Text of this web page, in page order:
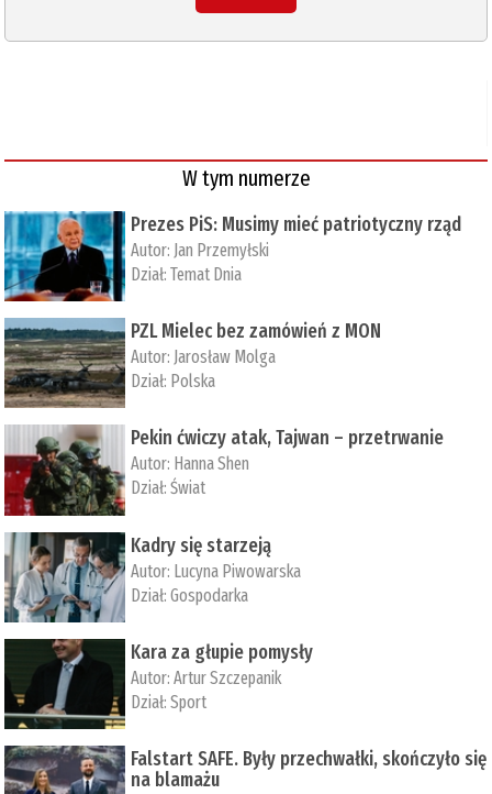
W tym numerze
Prezes PiS: Musimy mieć patriotyczny rząd
Autor: Jan Przemyłski
Dział:Temat Dnia
PZL Mielec bez zamówień z MON
Autor: Jarosław Molga
Dział: Polska
Pekin ćwiczy atak, Tajwan – przetrwanie
Autor: ­Hanna Shen
Dział:Świat
Kadry się starzeją
Autor: Lucyna Piwowarska
Dział:Gospodarka
Kara za głupie pomysły
Autor:Artur Szczepanik
Dział:Sport
Falstart SAFE. Były przechwałki, skończyło się
na blamażu